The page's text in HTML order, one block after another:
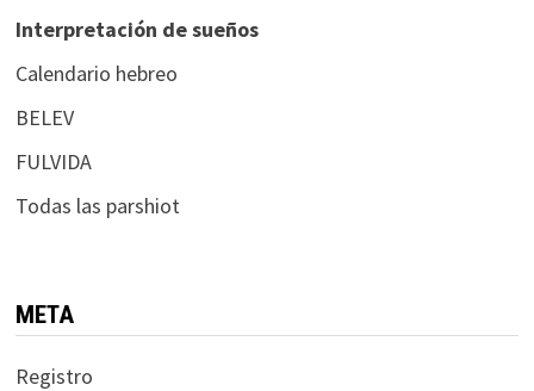
Interpretación de sueños
Calendario hebreo
BELEV
FULVIDA
Todas las parshiot
META
Registro